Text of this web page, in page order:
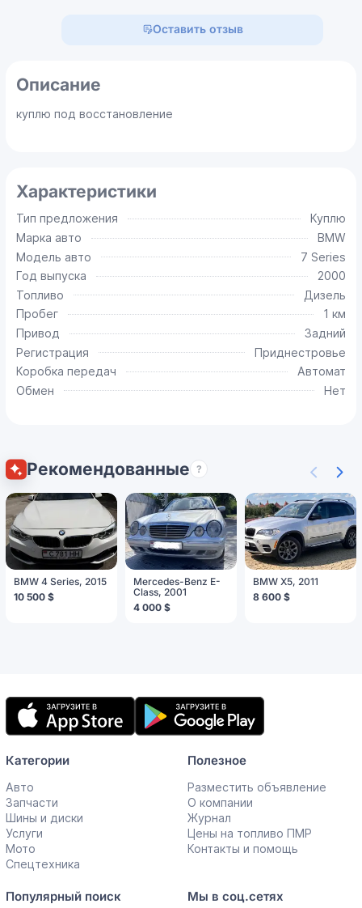
Оставить отзыв
Описание
куплю под восстановление
Характеристики
Тип предложения
Куплю
Марка авто
BMW
Модель авто
7 Series
Год выпуска
2000
Топливо
Дизель
Пробег
1 км
Привод
Задний
Регистрация
Приднестровье
Коробка передач
Автомат
Обмен
Нет
Рекомендованные ?
BMW 4 Series, 2015
10 500 $
Mercedes-Benz E-
Class, 2001
4 000 $
BMW X5, 2011
8 600 $
Мобильное
приложение
Категории
Авто
Запчасти
Шины и диски
Услуги
Мото
Спецтехника
Полезное
Разместить объявление
О компании
Журнал
Цены на топливо ПМР
Контакты и помощь
Популярный поиск Мы в соц.сетях